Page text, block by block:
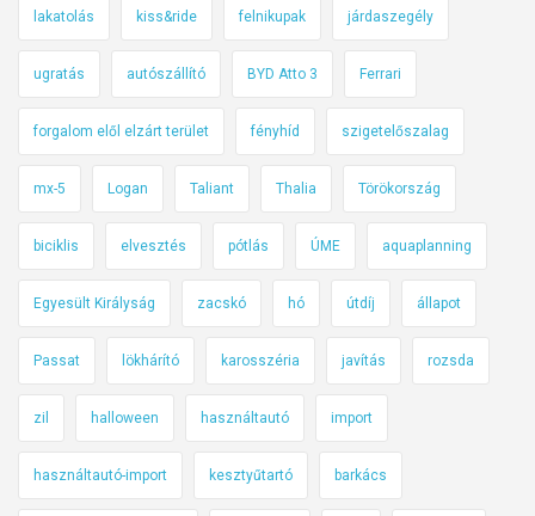
lakatolás kiss&ride felnikupak járdaszegély
ugratás autószállító BYD Atto 3 Ferrari
forgalom elől elzárt terület fényhíd szigetelőszalag
mx-5 Logan Taliant Thalia Törökország
biciklis elvesztés pótlás ÚME aquaplanning
Egyesült Királyság zacskó hó útdíj állapot
Passat lökhárító karosszéria javítás rozsda
zil halloween használtautó import
használtautó-import kesztyűtartó barkács